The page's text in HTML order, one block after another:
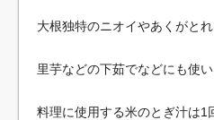
大根独特のニオイやあくがとれ
里芋などの下茹でなどにも使い
料理に使用する米のとぎ汁は1